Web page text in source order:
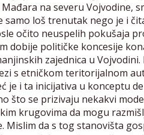
na severu Vojvodine,
samo loš trenutak nego je i
očito neuspelih pokušaja
dobije političke koncesije
zajednica u
s etničkom teritorijalnom
je i ta inicijativa u konceptu
što se prizivaju nekakvi
krugovima da mogu
Mislim da s tog stanovišta